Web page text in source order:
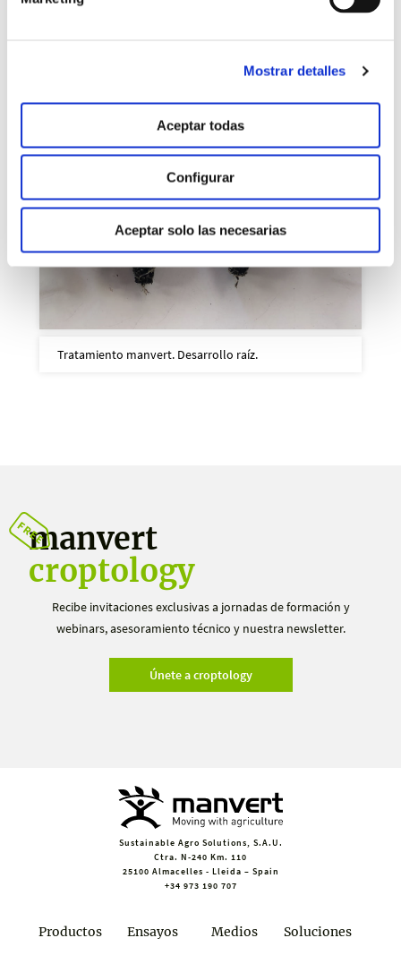
Mostrar detalles
Aceptar todas
Configurar
Aceptar solo las necesarias
Tratamiento manvert. Desarrollo raíz.
manvert
croptology
Recibe invitaciones exclusivas a jornadas de formación y
webinars, asesoramiento técnico y nuestra newsletter.
Únete a croptology
Sustainable Agro Solutions, S.A.U.
Ctra. N-240 Km. 110
25100 Almacelles - Lleida – Spain
+34 973 190 707
Productos Ensayos Medios Soluciones